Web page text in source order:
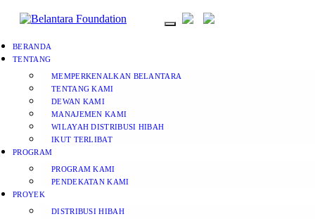
BERANDA
TENTANG
MEMPERKENALKAN BELANTARA
TENTANG KAMI
DEWAN KAMI
MANAJEMEN KAMI
WILAYAH DISTRIBUSI HIBAH
IKUT TERLIBAT
PROGRAM
PROGRAM KAMI
PENDEKATAN KAMI
PROYEK
DISTRIBUSI HIBAH